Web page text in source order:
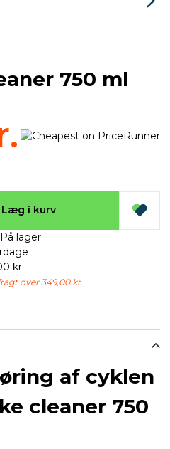
af cyklen
cleaner 750
750 ml
Læg i kurv
lager
kr.
over 349,00 kr.